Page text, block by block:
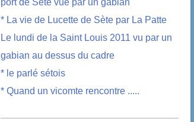
port de Sète vue par un gabian
* La vie de Lucette de Sète par La Patte
Le lundi de la Saint Louis 2011 vu par un
gabian au dessus du cadre
* le parlé sétois
* Quand un vicomte rencontre .....